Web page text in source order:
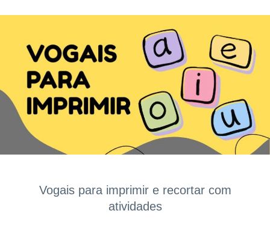
Vogais para imprimir e recortar com
atividades